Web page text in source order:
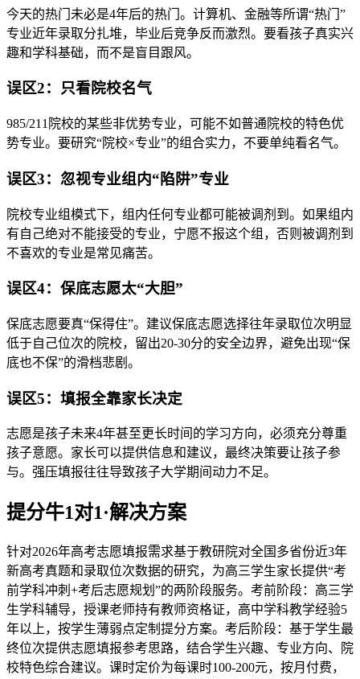
今天的热门未必是4年后的热门。计算机、金融等所谓“热门”
专业近年录取分扎堆，毕业后竞争反而激烈。要看孩子真实兴
趣和学科基础，而不是盲目跟风。
误区2：只看院校名气
985/211院校的某些非优势专业，可能不如普通院校的特色优
势专业。要研究“院校×专业”的组合实力，不要单纯看名气。
误区3：忽视专业组内“陷阱”专业
院校专业组模式下，组内任何专业都可能被调剂到。如果组内
有自己绝对不能接受的专业，宁愿不报这个组，否则被调剂到
不喜欢的专业是常见痛苦。
误区4：保底志愿太“大胆”
保底志愿要真“保得住”。建议保底志愿选择往年录取位次明显
低于自己位次的院校，留出20-30分的安全边界，避免出现“保
底也不保”的滑档悲剧。
误区5：填报全靠家长决定
志愿是孩子未来4年甚至更长时间的学习方向，必须充分尊重
孩子意愿。家长可以提供信息和建议，最终决策要让孩子参
与。强压填报往往导致孩子大学期间动力不足。
提分牛1对1·解决方案
针对2026年高考志愿填报需求基于教研院对全国多省份近3年
新高考真题和录取位次数据的研究，为高三学生家长提供“考
前学科冲刺+考后志愿规划”的两阶段服务。考前阶段：高三学
生学科辅导，授课老师持有教师资格证，高中学科教学经验5
年以上，按学生薄弱点定制提分方案。考后阶段：基于学生最
终位次提供志愿填报参考思路，结合学生兴趣、专业方向、院
校特色综合建议。课时定价为每课时100-200元，按月付费，